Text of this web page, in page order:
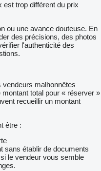
est trop différent du prix
ou une avance douteuse. En
des précisions, des photos
l'authenticité des
malhonnêtes
total pour « réserver »
recueillir un montant
être :
sans établir de documents
le vendeur vous semble